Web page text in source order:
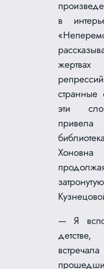
в
эти
— Я